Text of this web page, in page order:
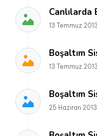
Canlılarda
13 Temmuz 2013
Boşaltım
13 Temmuz 2013
Boşaltım
25 Haziran 2013